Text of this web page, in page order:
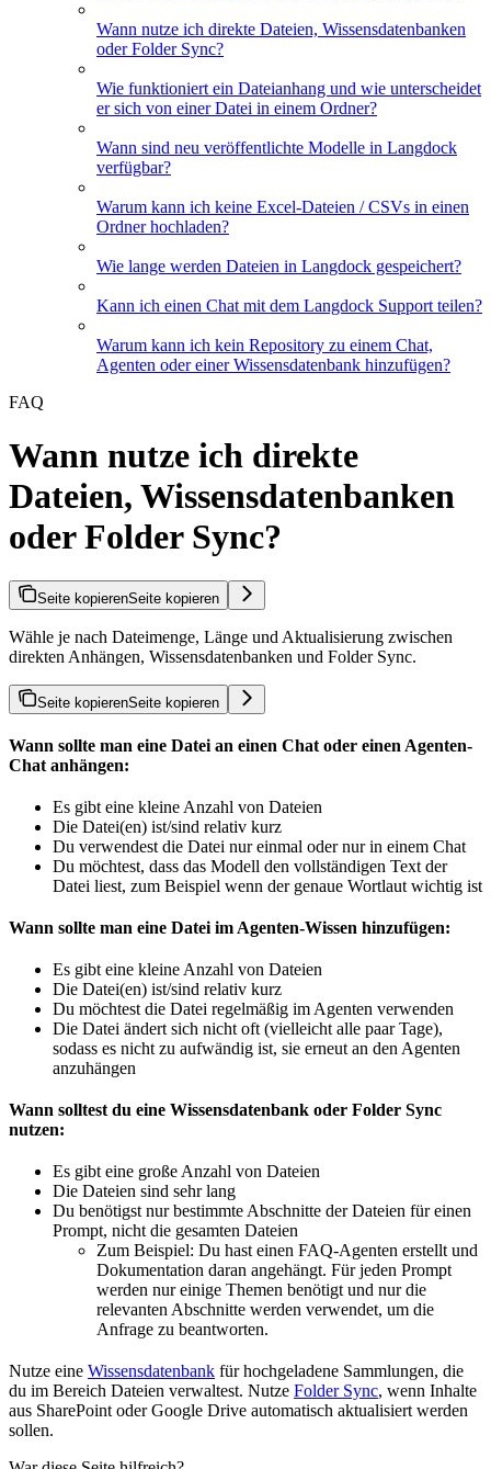
Wann nutze ich direkte Dateien, Wissensdatenbanken
oder Folder Sync?
Wie funktioniert ein Dateianhang und wie unterscheidet
er sich von einer Datei in einem Ordner?
Wann sind neu veröffentlichte Modelle in Langdock
verfügbar?
Warum kann ich keine Excel-Dateien / CSVs in einen
Ordner hochladen?
Wie lange werden Dateien in Langdock gespeichert?
Kann ich einen Chat mit dem Langdock Support teilen?
Warum kann ich kein Repository zu einem Chat,
Agenten oder einer Wissensdatenbank hinzufügen?
FAQ
Wann nutze ich direkte
Dateien, Wissensdatenbanken
oder Folder Sync?
Seite kopierenSeite kopieren
Wähle je nach Dateimenge, Länge und Aktualisierung zwischen
direkten Anhängen, Wissensdatenbanken und Folder Sync.
Seite kopierenSeite kopieren
Wann sollte man eine Datei an einen Chat oder einen Agenten-
Chat anhängen:
Es gibt eine kleine Anzahl von Dateien
Die Datei(en) ist/sind relativ kurz
Du verwendest die Datei nur einmal oder nur in einem Chat
Du möchtest, dass das Modell den vollständigen Text der
Datei liest, zum Beispiel wenn der genaue Wortlaut wichtig ist
Wann sollte man eine Datei im Agenten-Wissen hinzufügen:
Es gibt eine kleine Anzahl von Dateien
Die Datei(en) ist/sind relativ kurz
Du möchtest die Datei regelmäßig im Agenten verwenden
Die Datei ändert sich nicht oft (vielleicht alle paar Tage),
sodass es nicht zu aufwändig ist, sie erneut an den Agenten
anzuhängen
Wann solltest du eine Wissensdatenbank oder Folder Sync
nutzen:
Es gibt eine große Anzahl von Dateien
Die Dateien sind sehr lang
Du benötigst nur bestimmte Abschnitte der Dateien für einen
Prompt, nicht die gesamten Dateien
Zum Beispiel: Du hast einen FAQ-Agenten erstellt und
Dokumentation daran angehängt. Für jeden Prompt
werden nur einige Themen benötigt und nur die
relevanten Abschnitte werden verwendet, um die
Anfrage zu beantworten.
Nutze eine Wissensdatenbank für hochgeladene Sammlungen, die
du im Bereich Dateien verwaltest. Nutze Folder Sync, wenn Inhalte
aus SharePoint oder Google Drive automatisch aktualisiert werden
sollen.